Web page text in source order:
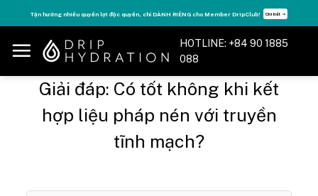
to
content
Tận hưởng nhiều quyền lợi độc quyền, chỉ DÀNH RIÊNG cho Member DripClub! Chi tiết ➝
HOTLINE: +84 90 1885
088
Giải đáp: Có tốt không khi kết
hợp liệu pháp nén với truyền
tĩnh mạch?